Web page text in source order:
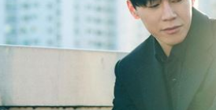
粉絲跨海追星吃美食！ 18:15